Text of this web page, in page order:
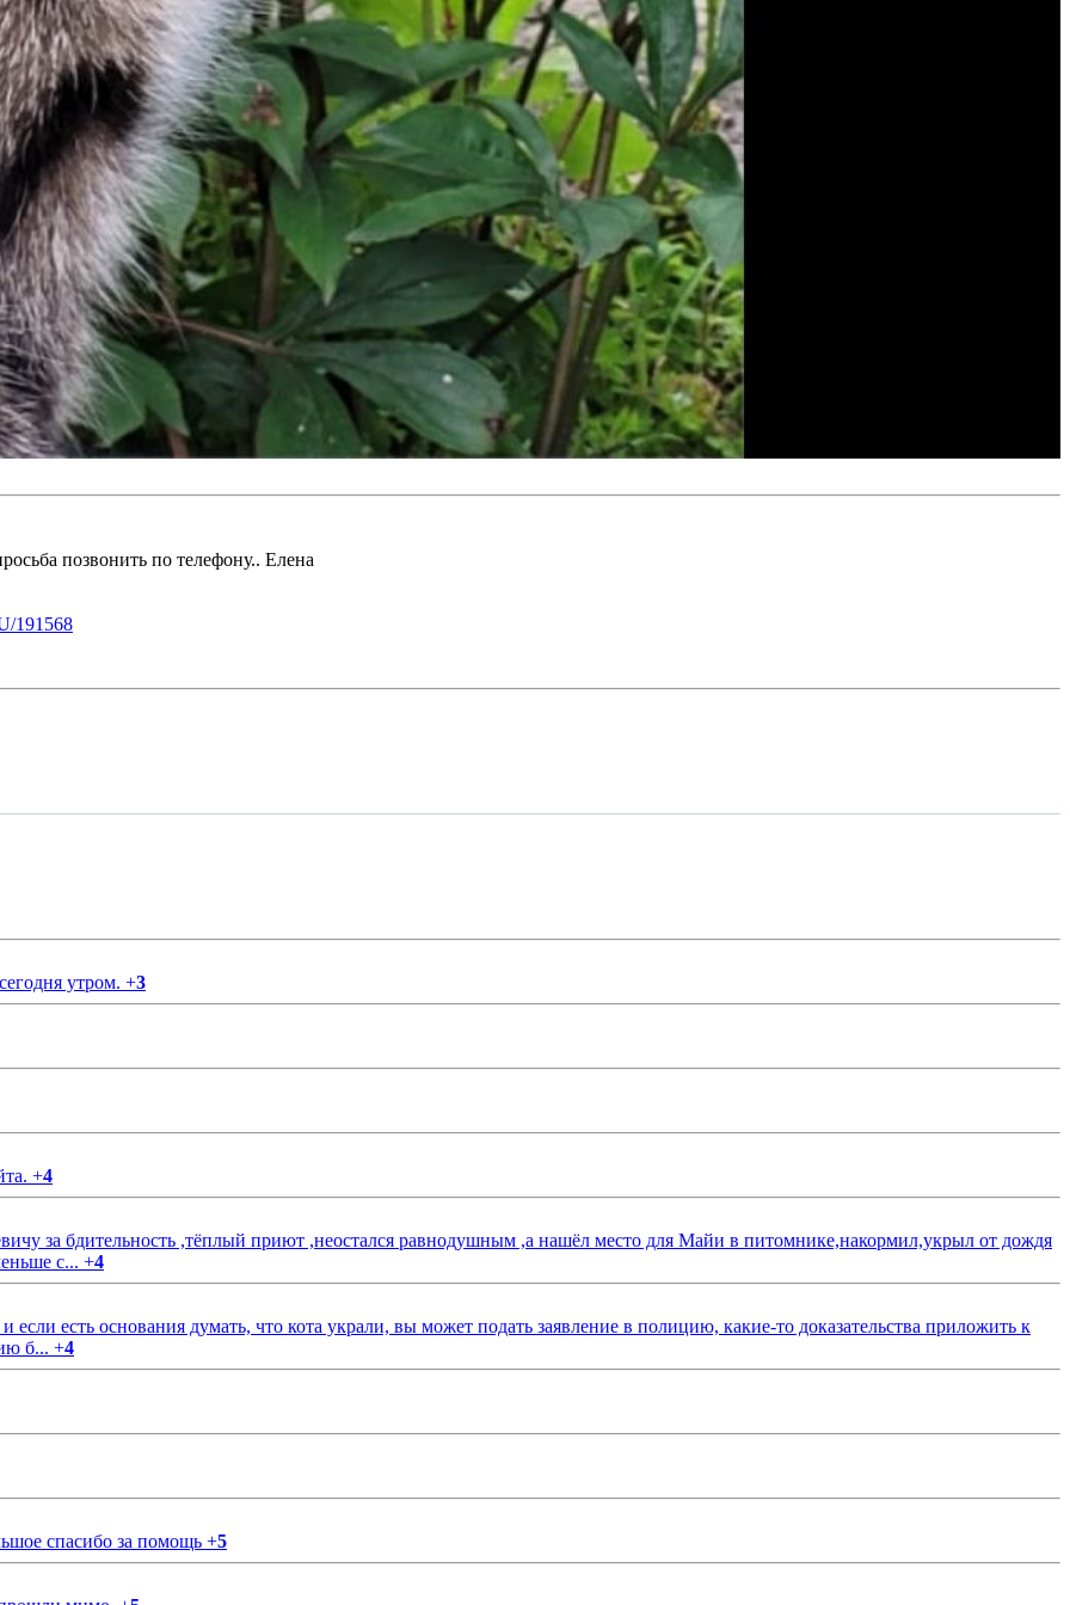
позвонить по телефону.. Елена
191568
утром. +3
+4
за бдительность ,тёплый приют ,неостался равнодушным ,а нашёл место для Майи в питомнике,накормил,укрыл от дождя
с... +4
есть основания думать, что кота украли, вы может подать заявление в полицию, какие-то доказательства приложить к
б... +4
спасибо за помощь +5